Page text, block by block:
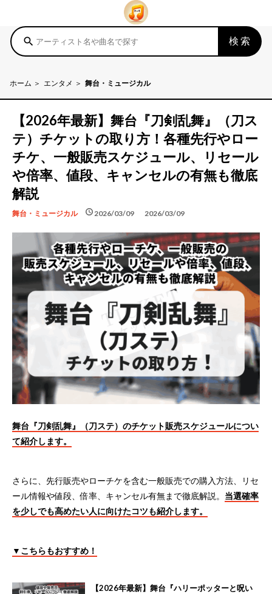
search 検索
ホーム エンタメ 舞台・ミュージカル
【2026年最新】舞台『刀剣乱舞』（刀ス
テ）チケットの取り方！各種先行やロー
チケ、一般販売スケジュール、リセール
や倍率、値段、キャンセルの有無も徹底
解説
舞台・ミュージカル schedule 2026/03/09
schedule 2026/03/09
舞台『刀剣乱舞』（刀ステ）のチケット販売スケジュールについ
て紹介します。
さらに、先行販売やローチケを含む一般販売での購入方法、リセ
ール情報や値段、倍率、キャンセル有無まで徹底解説。 当選確率
を少しでも高めたい人に向けたコツも紹介します。
▼こちらもおすすめ！
【2026年最新】舞台『ハリーポッターと呪い